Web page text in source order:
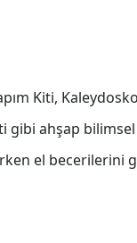
Kiti,
gibi ahşap
el